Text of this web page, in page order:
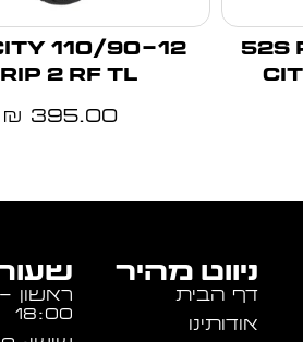
90/90-14
CITY
2 RF TL
395.00
₪
ניווט מהיר
דף הבית
אודותינו
18:00